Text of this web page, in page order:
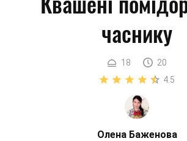
часнику
18
20
4.5
Олена Баженова